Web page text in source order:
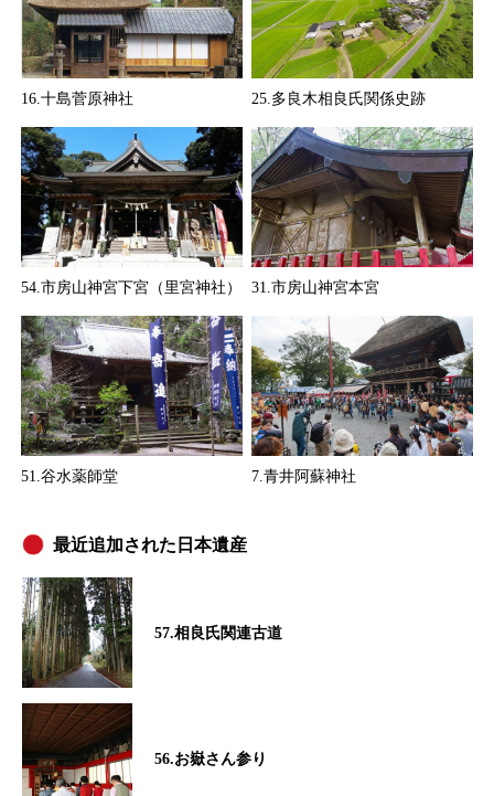
16.十島菅原神社 25.多良木相良氏関係史跡
54.市房山神宮下宮（里宮神社） 31.市房山神宮本宮
51.谷水薬師堂 7.青井阿蘇神社
最近追加された日本遺産
57.相良氏関連古道
56.お嶽さん参り